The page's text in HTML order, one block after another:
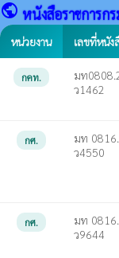
public หนังสือราชการก
หน่วยงาน เลขที่หนัง
กคท.
มท
ว1462
กศ.
มท
ว4550
กศ.
มท
ว9644